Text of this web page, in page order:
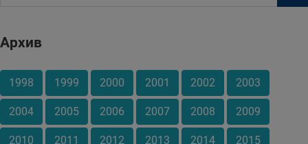
Архив
1998 1999 2000 2001 2002 2003
2004 2005 2006 2007 2008 2009
2010 2011 2012 2013 2014 2015